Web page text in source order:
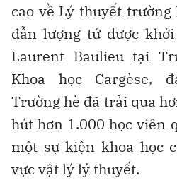
cao về Lý thuyết
dẫn lượng tử được
Laurent Baulieu tại
Khoa học Cargèse,
Trường hè đã trải qua
hút hơn 1.000 học viên
một sự kiện khoa học
vực vật lý lý thuyết.